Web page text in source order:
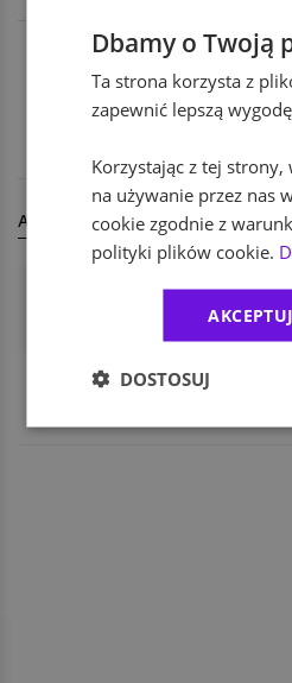
Doradczyni /
łódzkie
AKTUALNIE REKRUTUJĄ
IT / Technologia,Przemysł
AKTUALNYCH OFERT
Dbamy o Twoją
Ta strona korzysta z
zapewnić lepszą
Korzystając z tej strony,
na używanie przez nas
cookie zgodnie z
polityki plików cookie.
DOSTOSUJ